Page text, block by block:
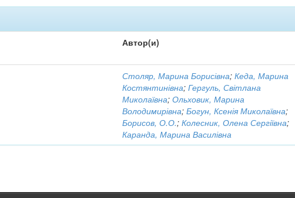
Автор(и)
Столяр, Марина Борисівна;Кеда, Марина
Костянтинівна;Гергуль, Світлана
Миколаївна;Ольховик, Марина
Володимирівна;Богун, Ксенія Миколаївна;
Борисов, О.О.;Колесник, Олена Сергіївна;
Каранда, Марина Василівна